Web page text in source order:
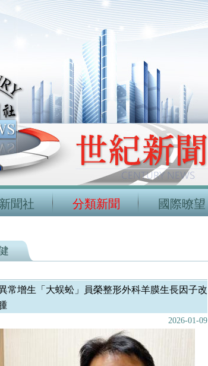
聞社 分類新聞 國際暸望
常增生「大蜈蚣」員榮整形外科羊膜生長因子改
2026-01-09